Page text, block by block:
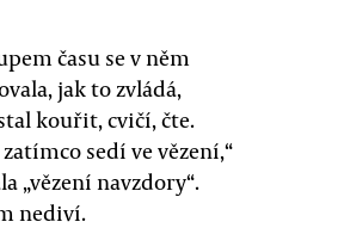
času se v něm
jak to zvládá,
kouřit, cvičí, čte.
sedí ve vězení,“
„vězení navzdory“.
nediví.